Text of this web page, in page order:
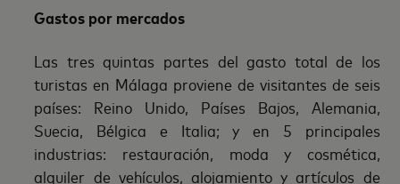
Gastos por mercados
Las tres quintas partes del gasto total de los
turistas en Málaga proviene de visitantes de seis
países: Reino Unido, Países Bajos, Alemania,
Suecia, Bélgica e Italia; y en 5 principales
industrias: restauración, moda y cosmética,
alquiler de vehículos, alojamiento y artículos de